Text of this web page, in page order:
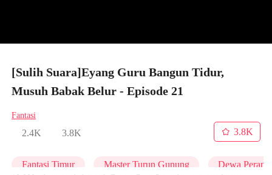
[Sulih Suara]Eyang Guru Bangun Tidur,
Musuh Babak Belur - Episode 21
Fantasi
2.4K 3.8K
3.8K
Fantasi Timur Master Turun Gunung Dewa Perang